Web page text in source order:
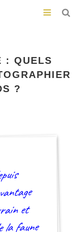
: QUELS
?
et
la faune